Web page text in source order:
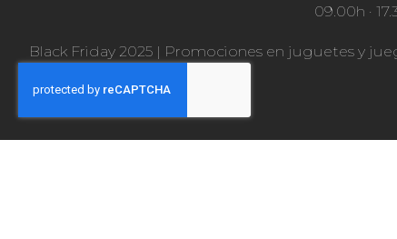
09.00h ·
Black Friday 2025 | Promociones en juguetes y